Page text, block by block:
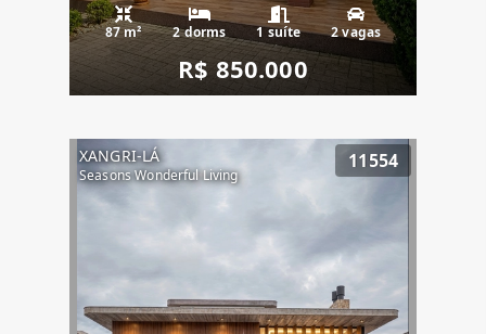
87 m² 2 dorms 1 suíte 2 vagas
R$ 850.000
XANGRI-LÁ
Seasons Wonderful Living
11554